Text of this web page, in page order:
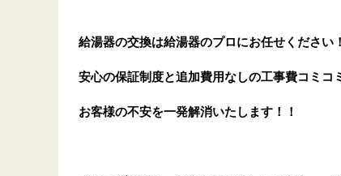
給湯器の交換は給湯器のプロにお任せください！
安心の保証制度と追加費用なしの工事費コミコ
お客様の不安を一発解消いたします ！！